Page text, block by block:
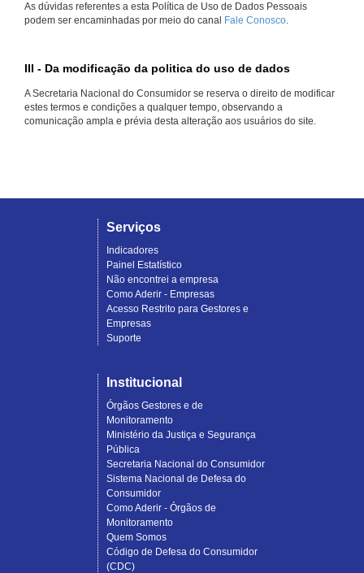
As dúvidas referentes a esta Política de Uso de Dados Pessoais
podem ser encaminhadas por meio do canal Fale Conosco.
III - Da modificação da politica do uso de dados
A Secretaria Nacional do Consumidor se reserva o direito de modificar
estes termos e condições a qualquer tempo, observando a
comunicação ampla e prévia desta alteração aos usuários do site.
Serviços
Indicadores
Painel Estatístico
Não encontrei a empresa
Como Aderir - Empresas
Acesso Restrito para Gestores e
Empresas
Suporte
Institucional
Órgãos Gestores e de
Monitoramento
Ministério da Justiça e Segurança
Pública
Secretaria Nacional do Consumidor
Sistema Nacional de Defesa do
Consumidor
Como Aderir - Órgãos de
Monitoramento
Quem Somos
Código de Defesa do Consumidor
(CDC)